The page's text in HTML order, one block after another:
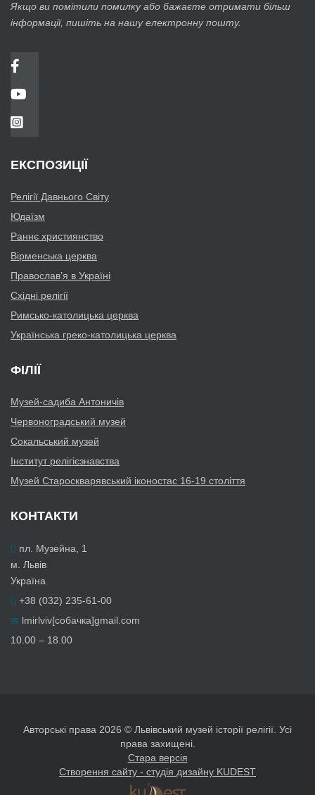
Якщо ви помітили помилку або бажаєте отримати більш
інформації, пишіть на нашу електронну пошту.
ЕКСПОЗИЦІЇ
Релігії Давнього Світу
Юдаїзм
Раннє християнство
Вірменська церква
Православ’я в Україні
Східні релігії
Римсько-католицька церква
Українська греко-католицька церква
ФІЛІЇ
Музей-садиба Антоничів
Червоноградський музей
Сокальський музей
Інститут релігієзнавства
Музей Староскварявський іконостас 16-19 cтоліття
КОНТАКТИ
пл. Музейна, 1
м. Львів
Україна
+38 (032) 235-61-00
lmirlviv[собачка]gmail.com
10.00 – 18.00
Авторські права 2026 © Львівський музей історії релігії. Усі
права захищені.
Стара версія
Створення сайту - студія дизайну KUDEST